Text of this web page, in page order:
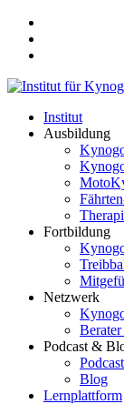
Institut
Ausbildung
Fortbildung
Netzwerk
Podcast &
Podcast
Blog
Lernplattform